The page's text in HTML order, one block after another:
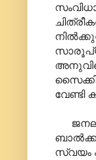
വേണ്ടി
സ്വയം